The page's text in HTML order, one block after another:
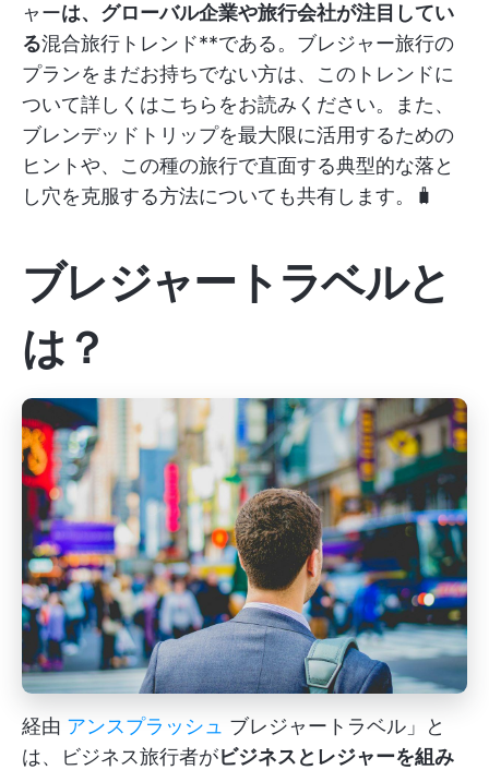
ャーは、グローバル企業や旅行会社が注目してい
る混合旅行トレンド**である。ブレジャー旅行の
プランをまだお持ちでない方は、このトレンドに
ついて詳しくはこちらをお読みください。また、
ブレンデッドトリップを最大限に活用するための
ヒントや、この種の旅行で直面する典型的な落と
し穴を克服する方法についても共有します。🧳
ブレジャートラベルと
は？
経由 アンスプラッシュ ブレジャートラベル」と
は、ビジネス旅行者がビジネスとレジャーを組み